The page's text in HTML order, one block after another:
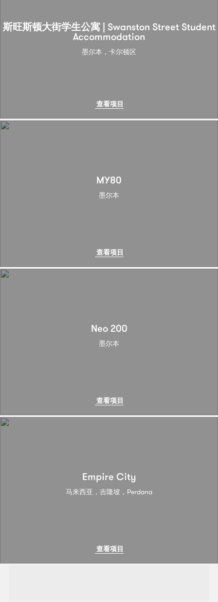
斯旺斯顿大街学生公寓 | Swanston Street Student
Accommodation
墨尔本，卡尔顿区
查看项目
MY80
墨尔本
查看项目
Neo 200
墨尔本
查看项目
Empire City
马来西亚，吉隆坡，Perdana
查看项目